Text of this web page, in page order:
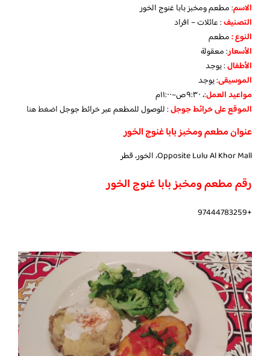
الاسم: مطعم ومخبز بابا غنوج الخور
التصنيف: عائلات – افراد
النوع :مطعم
الأسعار:معقولة
الأطفال:يوجد
الموسيقى:يوجد
مواعيد العمل:، ٩:٣٠ص–١١:٠٠م
الموقع على خرائط جوجل: للوصول للمطعم عبر خرائط جوجلاضغط هنا
عنوان مطعم ومخبز بابا غنوج الخور
Opposite Lulu Al Khor Mall، الخور، قطر
رقم مطعم ومخبز بابا غنوج الخور
+97444783259